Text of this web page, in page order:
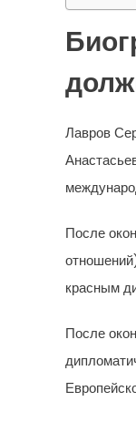
Лавров
После
красным
После